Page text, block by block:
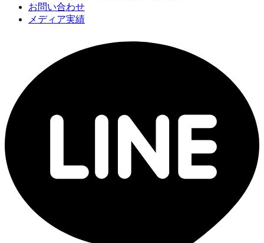
お問い合わせ
メディア実績